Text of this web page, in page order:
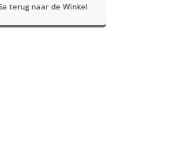
terug naar de Winkel